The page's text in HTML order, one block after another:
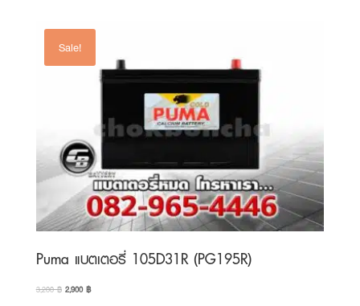
Sale!
Puma แบตเตอรี่ 105D31R (PG195R)
3,200฿ Original
2,900฿Current